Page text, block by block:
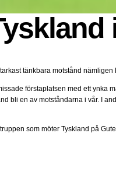
tänkbara motstånd nämligen
förstaplatsen med ett ynka
bli en av motståndarna i vår. I
som möter Tyskland på